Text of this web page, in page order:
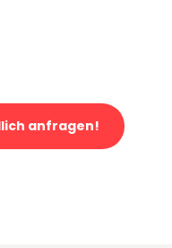
anfragen!